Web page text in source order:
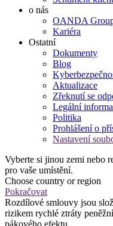
o nás
OANDA
Kariéra
Ostatní
Dokumenty
Blog
Aktualizace
Zřeknutí se
Legální
Politika
Prohlášení o
Nastavení
Vyberte si jinou zemi nebo
pro vaše umístění.
Choose country or region
Pokračovat
Rozdílové smlouvy jsou
rizikem rychlé ztráty
pákového efektu.